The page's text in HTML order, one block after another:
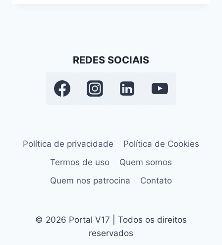
REDES SOCIAIS
Política de privacidade
Política de Cookies
Termos de uso
Quem somos
Quem nos patrocina
Contato
© 2026 Portal V17 | Todos os direitos
reservados